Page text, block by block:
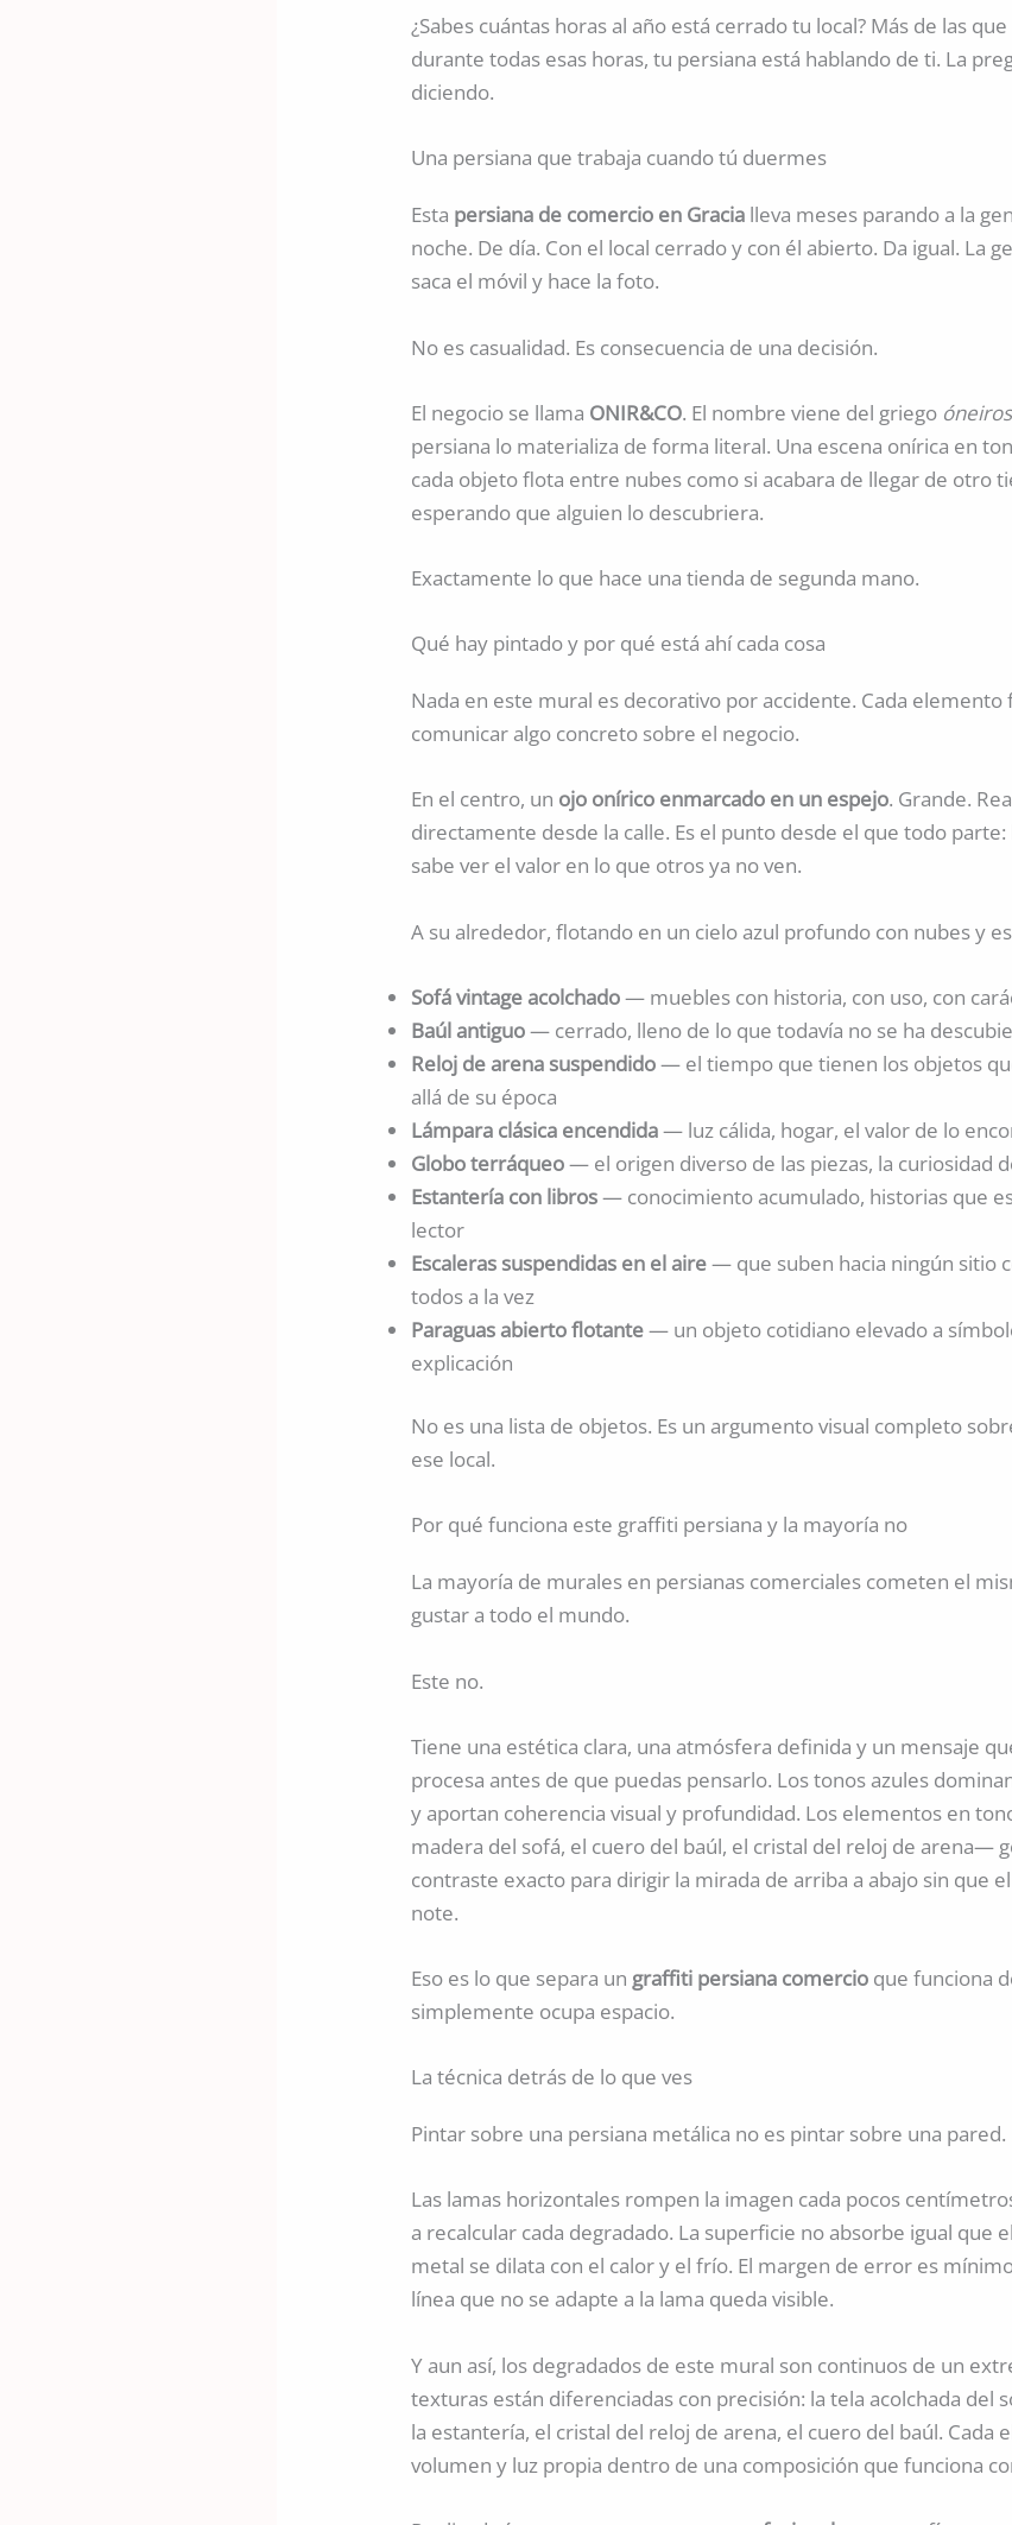
¿Sabes cuántas horas al año está cerrado tu local? Más de las
durante todas esas horas, tu persiana está hablando de ti. La
diciendo.
Una persiana que trabaja cuando tú duermes
Esta persiana de comercio en Gracia lleva meses parando a la
noche. De día. Con el local cerrado y con él abierto. Da igual. La
saca el móvil y hace la foto.
No es casualidad. Es consecuencia de una decisión.
El negocio se llama ONIR&CO. El nombre viene del griego óneiros
persiana lo materializa de forma literal. Una escena onírica en
cada objeto flota entre nubes como si acabara de llegar de otro
esperando que alguien lo descubriera.
Exactamente lo que hace una tienda de segunda mano.
Qué hay pintado y por qué está ahí cada cosa
Nada en este mural es decorativo por accidente. Cada elemento
comunicar algo concreto sobre el negocio.
En el centro, un ojo onírico enmarcado en un espejo. Grande.
directamente desde la calle. Es el punto desde el que todo
sabe ver el valor en lo que otros ya no ven.
A su alrededor, flotando en un cielo azul profundo con nubes y
Sofá vintage acolchado— muebles con historia, con uso, con
Baúl antiguo— cerrado, lleno de lo que todavía no se ha
Reloj de arena suspendido— el tiempo que tienen los objetos
allá de su época
Lámpara clásica encendida— luz cálida, hogar, el valor de lo
Globo terráqueo— el origen diverso de las piezas, la curiosidad
Estantería con libros— conocimiento acumulado, historias que
lector
Escaleras suspendidas en el aire— que suben hacia ningún sitio
todos a la vez
Paraguas abierto flotante— un objeto cotidiano elevado a
explicación
No es una lista de objetos. Es un argumento visual completo
ese local.
Por qué funciona este graffiti persiana y la mayoría no
La mayoría de murales en persianas comerciales cometen el
gustar a todo el mundo.
Este no.
Tiene una estética clara, una atmósfera definida y un mensaje
procesa antes de que puedas pensarlo. Los tonos azules
y aportan coherencia visual y profundidad. Los elementos en
madera del sofá, el cuero del baúl, el cristal del reloj de arena—
contraste exacto para dirigir la mirada de arriba a abajo sin que
note.
Eso es lo que separa un graffiti persiana comercio que funciona
simplemente ocupa espacio.
La técnica detrás de lo que ves
Pintar sobre una persiana metálica no es pintar sobre una pared.
Las lamas horizontales rompen la imagen cada pocos
a recalcular cada degradado. La superficie no absorbe igual que
metal se dilata con el calor y el frío. El margen de error es
línea que no se adapte a la lama queda visible.
Y aun así, los degradados de este mural son continuos de un
texturas están diferenciadas con precisión: la tela acolchada del
la estantería, el cristal del reloj de arena, el cuero del baúl. Cada
volumen y luz propia dentro de una composición que funciona